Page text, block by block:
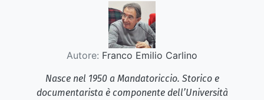
Autore: Franco Emilio Carlino
Nasce nel 1950 a Mandatoriccio. Storico e
documentarista è componente dell’Università